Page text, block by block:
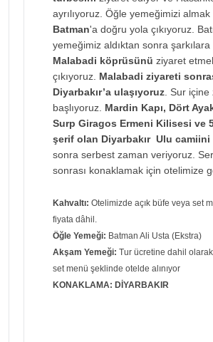
ayrılıyoruz. Öğle yemeğimizi almak
Batman'a doğru yola çıkıyoruz.
yemeğimiz aldıktan sonra
Malabadi köprüsünü ziyaret
çıkıyoruz. Malabadi ziyareti
Diyarbakır’a ulaşıyoruz . Sur
başlıyoruz. Mardin Kapı, Dört
Surp Giragos Ermeni Kilisesi ve
şerif olan Diyarbakır Ulu camiini
sonra serbest zaman veriyoruz.
sonrası konaklamak için otelimize
Kahvaltı: Otelimizde açık büfe veya set
fiyata dâhil.
Öğle Yemeği: Batman Ali Usta (Ekstra)
Akşam Yemeği: Tur ücretine dahil
set menü şeklinde otelde alınıyor
KONAKLAMA: DİYARBAKIR